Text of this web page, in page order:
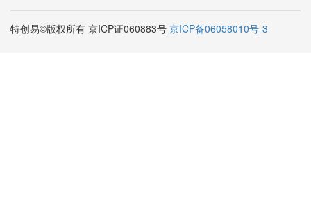
特创易©版权所有 京ICP证060883号 京ICP备06058010号-3